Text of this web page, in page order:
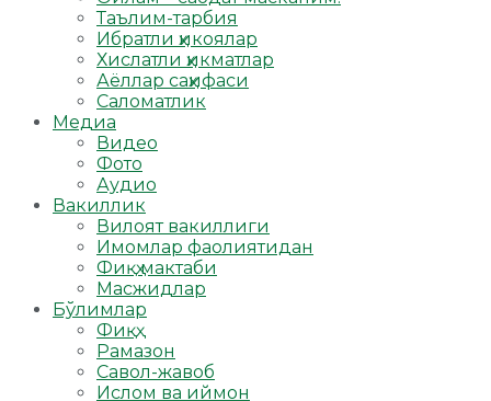
Таълим-тарбия
Ибратли ҳикоялар
Хислатли ҳикматлар
Аёллар саҳифаси
Саломатлик
Медиа
Видео
Фото
Аудио
Вакиллик
Вилоят вакиллиги
Имомлар фаолиятидан
Фиқҳ мактаби
Масжидлар
Бўлимлар
Фиқҳ
Рамазон
Савол-жавоб
Ислом ва иймон